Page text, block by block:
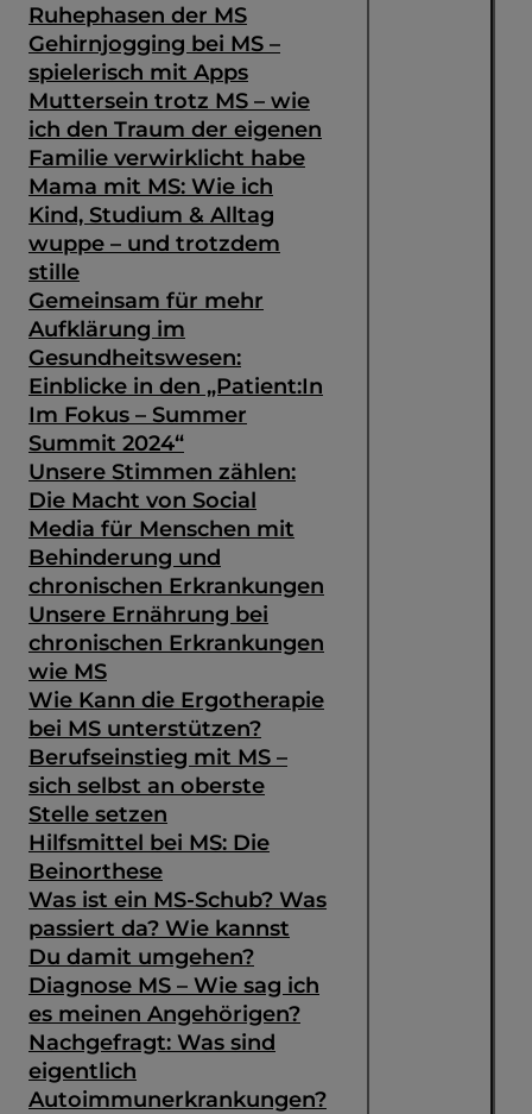
Ruhephasen der MS
Gehirnjogging bei MS –
spielerisch mit Apps
Muttersein trotz MS – wie
ich den Traum der eigenen
Familie verwirklicht habe
Mama mit MS: Wie ich
Kind, Studium & Alltag
wuppe – und trotzdem
stille
Gemeinsam für mehr
Aufklärung im
Gesundheitswesen:
Einblicke in den „Patient:In
Im Fokus – Summer
Summit 2024“
Unsere Stimmen zählen:
Die Macht von Social
Media für Menschen mit
Behinderung und
chronischen Erkrankungen
Unsere Ernährung bei
chronischen Erkrankungen
wie MS
Wie Kann die Ergotherapie
bei MS unterstützen?
Berufseinstieg mit MS –
sich selbst an oberste
Stelle setzen
Hilfsmittel bei MS: Die
Beinorthese
Was ist ein MS-Schub? Was
passiert da? Wie kannst
Du damit umgehen?
Diagnose MS – Wie sag ich
es meinen Angehörigen?
Nachgefragt: Was sind
eigentlich
Autoimmunerkrankungen?